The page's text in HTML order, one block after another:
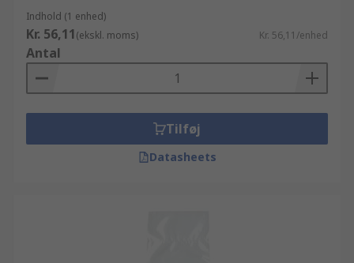
Indhold (1 enhed)
Kr. 56,11(ekskl. moms) Kr. 56,11/enhed
Antal
Tilføj
Datasheets